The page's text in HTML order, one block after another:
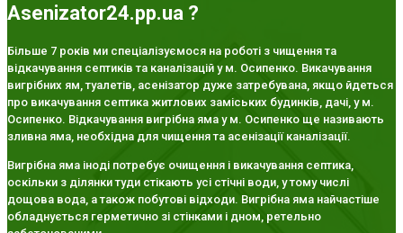
Asenizator24.pp.ua ?
Більше 7 років ми спеціалізуємося на роботі з чищення та
відкачування септиків та каналізацій у м. Осипенко. Викачування
вигрібних ям, туалетів, асенізатор дуже затребувана, якщо йдеться
про викачування септика житлових заміських будинків, дачі, у м.
Осипенко. Відкачування вигрібна яма у м. Осипенко ще називають
зливна яма, необхідна для чищення та асенізації каналізації.
Вигрібна яма іноді потребує очищення і викачування септика,
оскільки з ділянки туди стікають усі стічні води, у тому числі
дощова вода, а також побутові відходи. Вигрібна яма найчастіше
обладнується герметично зі стінками і дном, ретельно